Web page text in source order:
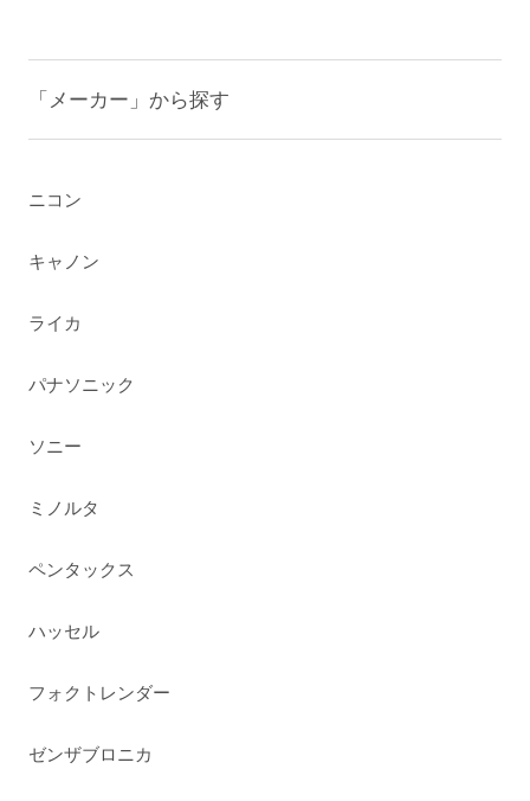
「メーカー」から探す
ニコン
キャノン
ライカ
パナソニック
ソニー
ミノルタ
ペンタックス
ハッセル
フォクトレンダー
ゼンザブロニカ